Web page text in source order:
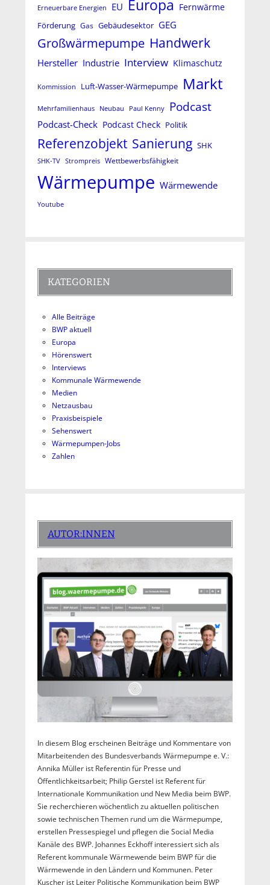
Erneuerbare Energien EU Europa Fernwärme
Förderung Gas Gebäudesektor GEG
Großwärmepumpe Handwerk
Hersteller Industrie Interview Klimaschutz
Kommission Luft-Wasser-Wärmepumpe Markt
Mehrfamilienhaus Neubau Paul Kenny Podcast
Podcast-Check Podcast Check Politik
Referenzobjekt Sanierung SHK
SHK-TV Strompreis Wettbewerbsfähigkeit
Wärmepumpe Wärmewende
Youtube
KATEGORIEN
Alle Beiträge
BWP aktuell
Europa
Hörenswert
Interviews
Kommunale Wärmewende
Medien
Netzausbau
Praxisbeispiele
Sehenswert
Wärmepumpen-Jobs
Zahlen
AUTOR:INNEN
In diesem Blog erscheinen Beiträge und Kommentare von
Mitarbeitenden des Bundesverbands Wärmepumpe e. V.:
Annika Müller ist Referentin für Presse und
Öffentlichkeitsarbeit; Philip Gerstel ist Referent für
Internationale Kommunikation und New Media beim BWP.
Sie recherchieren wöchentlich zu aktuellen politischen
sowie technischen Themen rund um die Wärmepumpe,
erstellen Pressespiegel und pflegen die Social Media
Kanäle des BWP. Johannes Eckhoff interessiert sich als
Referent kommunale Wärmewende beim BWP für die
Wärmewende in den Ländern und Kommunen. Peter
Kuscher ist Leiter Politische Kommunikation beim BWP